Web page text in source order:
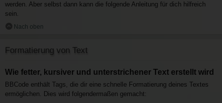
werden. Aber selbst dann kann die folgende Anleitung für dich hilfreich
sein.
Nach oben
Formatierung von Text
Wie fetter, kursiver und unterstrichener Text erstellt wird
BBCode enthält Tags, die dir eine schnelle Formatierung deines Textes
ermöglichen. Dies wird folgendermaßen gemacht: